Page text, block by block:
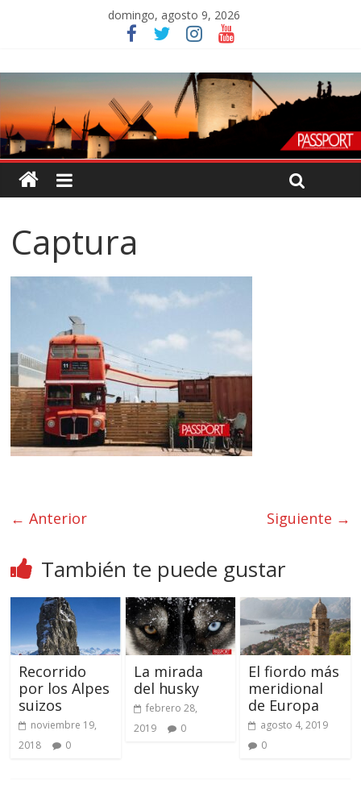
domingo, agosto 9, 2026
Captura
← Anterior Siguiente →
También te puede gustar
Recorrido
por los Alpes
suizos
noviembre 19,
2018
0
La mirada
del husky
febrero 28,
2019
0
El fiordo más
meridional
de Europa
agosto 4, 2019
0